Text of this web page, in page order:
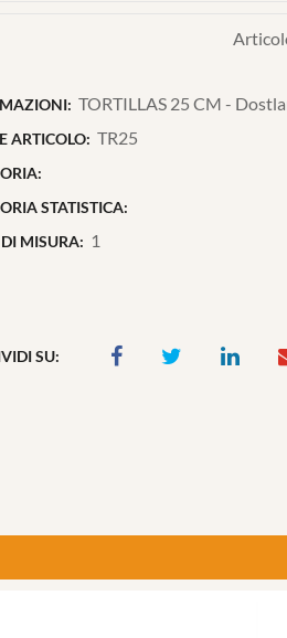
TORTILLAS 25 CM -
ARTICOLO: TR25
STATISTICA:
MISURA: 1
SU: